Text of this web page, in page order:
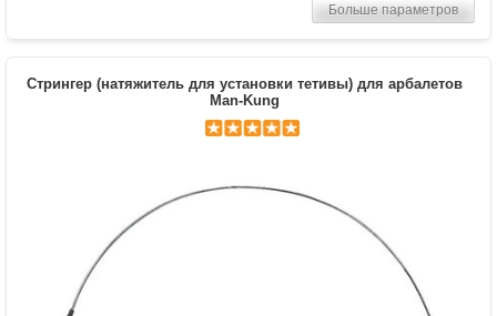
Больше параметров
Стрингер (натяжитель для установки тетивы) для арбалетов
Man-Kung